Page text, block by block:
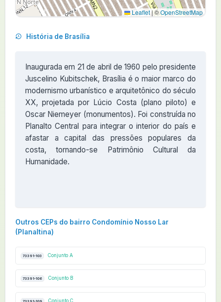
Leaflet |©OpenStreetMap
História de Brasília
Inaugurada em 21 de abril de 1960 pelo presidente
Juscelino Kubitschek, Brasília é o maior marco do
modernismo urbanístico e arquitetônico do século
XX, projetada por Lúcio Costa (plano piloto) e
Oscar Niemeyer (monumentos). Foi construída no
Planalto Central para integrar o interior do país e
afastar a capital das pressões populares da
costa, tornando-se Patrimônio Cultural da
Humanidade.
Outros CEPs do bairro Condomínio Nosso Lar
(Planaltina)
73391-103 Conjunto A
73391-106 Conjunto B
Conjunto C